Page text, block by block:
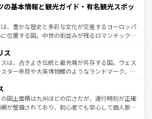
地方によって風土や気候が異なるスペインはその個
一覧 を参照してほしい。
広い魅力が詰まっている。華麗な宮殿、歴史的な大
美しいビーチ、そして豊かな自然が、訪れる者を心
了する。また、フランスは美食の国としても知ら
ンス料理はユネスコ無形文化遺産にも登録されて
ラベンダー畑など、多彩な楽しみ方が可能だ。さ
パリ以外の地域にも魅力が溢れており、どの街角に
な歴史と文化が息づいている。パリ以外の個性あふ
てほしい。
の基本情報と観光ガイド・有名観光スポッ
は、豊かな歴史と多彩な文化が交差するヨーロッパ
位置する国。中世の街並みが残るロマンチック街
この国は、どこを歩いても飽きることがない。ベ
文化的活気、バイエルン州のアルプスの絶景、そ
イン川沿いのワイン畑といった風景は必見。ビール
好きな人にはぜひ体験してほしい。 なお、新着の
報はコンテンツ一覧を参照してほしい。
ス
は、古きよき伝統と最先端が共存する国。ウェス
スター寺院や大英博物館のようなランドマーク、歴
に異なる魅力がある。また、優雅なアフタヌーン
、ビール好きにはたまらない英国パブ、サッカー観
本場だからこそできる体験も豊富。イギリスを旅
の国土面積は九州ほどの広さだが、運行時刻が正確
が整備されており、初心者でも安心して個人旅行